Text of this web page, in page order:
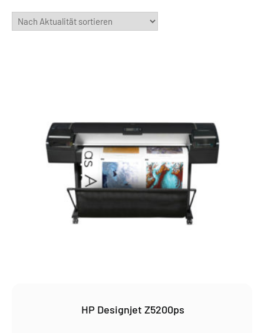
HP Designjet Z5200ps